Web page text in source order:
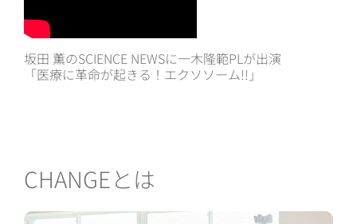
坂田 薫のSCIENCE NEWSに一木隆範PLが出演
「医療に革命が起きる！エクソソーム!!」
CHANGEとは